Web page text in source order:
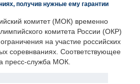
получив нужные ему гарантии
комитет (МОК) временно
комитета России (ОКР)
на участие российских
соревнваниях. Соответствующее
пресс-служба МОК.